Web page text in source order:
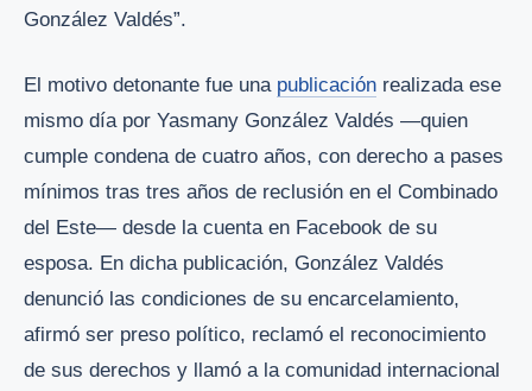
González Valdés”.
El motivo detonante fue una publicación realizada ese
mismo día por Yasmany González Valdés —quien
cumple condena de cuatro años, con derecho a pases
mínimos tras tres años de reclusión en el Combinado
del Este— desde la cuenta en Facebook de su
esposa. En dicha publicación, González Valdés
denunció las condiciones de su encarcelamiento,
afirmó ser preso político, reclamó el reconocimiento
de sus derechos y llamó a la comunidad internacional